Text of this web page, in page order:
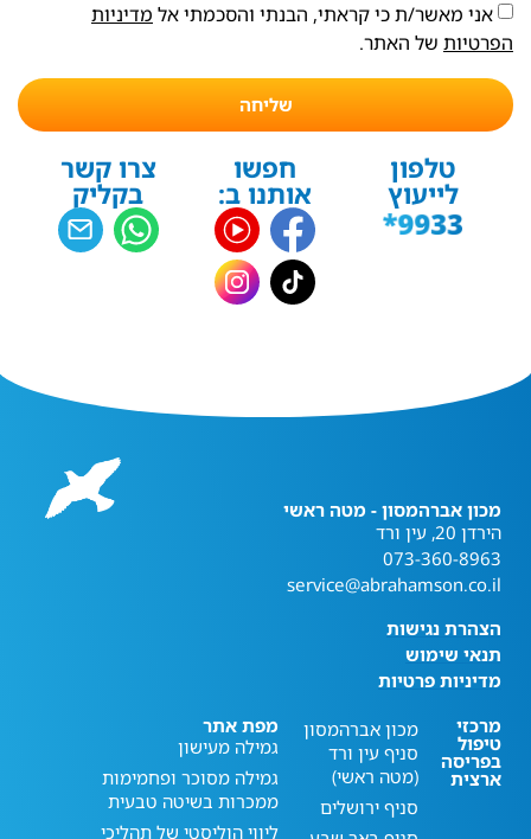
אני מאשר/ת כי קראתי, הבנתי והסכמתי אל מדיניות
הפרטיות של האתר.
שליחה
טלפון
לייעוץ
חפשו
אותנו ב:
צרו קשר
בקליק
מכון אברהמסון - מטה ראשי
הירדן 20, עין ורד
073-360-8963
service@abrahamson.co.il
הצהרת נגישות
תנאי שימוש
מדיניות פרטיות
מרכזי
טיפול
בפריסה
ארצית
מכון אברהמסון
סניף עין ורד
(מטה ראשי)
סניף ירושלים
מפת אתר
גמילה מעישון
גמילה מסוכר ופחמימות
ממכרות בשיטה טבעית
ליווי הוליסטי של תהליכי